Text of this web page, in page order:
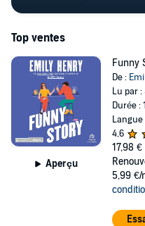
Top ventes
Aperçu
Funny
De :
Lu par :
Durée :
4,6
17,98 €
5,99 €/